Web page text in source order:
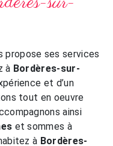
propose ses services
à Bordères-sur-
et d’un
tout en oeuvre
ainsi
et sommes à
à Bordères-